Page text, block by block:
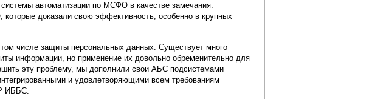
автоматизации по МСФО в качестве замечания.
доказали свою эффективность, особенно в крупных
числе защиты персональных данных. Существует много
информации, но применение их довольно обременительно для
эту проблему, мы дополнили свои АБС подсистемами
и удовлетворяющими всем требованиям
ИББС.